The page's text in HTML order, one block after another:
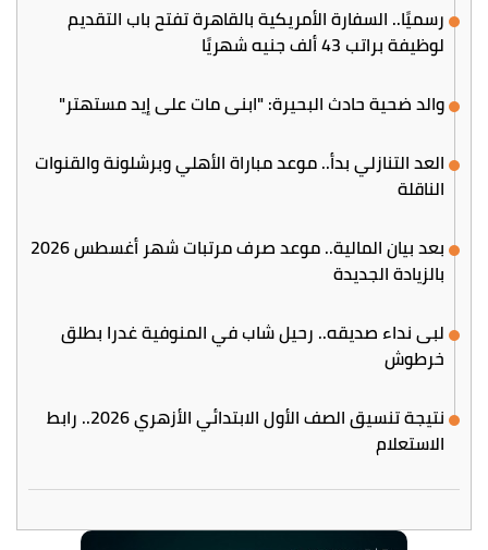
رسميًا.. السفارة الأمريكية بالقاهرة تفتح باب التقديم
لوظيفة براتب 43 ألف جنيه شهريًا
والد ضحية حادث البحيرة: "ابني مات على إيد مستهتر"
العد التنازلي بدأ.. موعد مباراة الأهلي وبرشلونة والقنوات
الناقلة
بعد بيان المالية.. موعد صرف مرتبات شهر أغسطس 2026
بالزيادة الجديدة
لبى نداء صديقه.. رحيل شاب في المنوفية غدرا بطلق
خرطوش
نتيجة تنسيق الصف الأول الابتدائي الأزهري 2026.. رابط
الاستعلام